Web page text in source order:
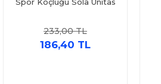
233,00 TL
186,40 TL